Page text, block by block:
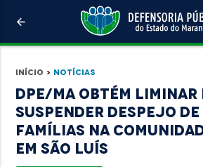
arrow_back
Início > Notícias
DPE/MA obtém liminar
suspender despejo de
famílias na
em São Luís